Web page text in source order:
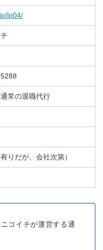
lp04/
常の退職代行
りだが、会社次第）
コイチが運営する通